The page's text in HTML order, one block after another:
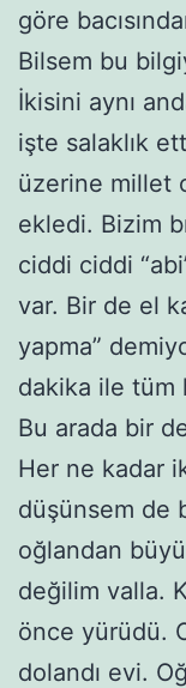
göre
Bilsem bu
İkisini aynı
işte salaklık
üzerine millet
ekledi. Bizim
ciddi ciddi
var. Bir de el
yapma”
dakika ile tüm
Bu arada bir
Her ne kadar
düşünsem de
oğlandan
değilim valla.
önce yürüdü.
dolandı evi.